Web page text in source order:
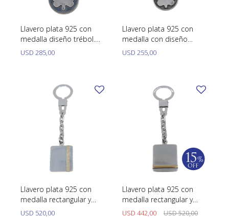
Llavero plata 925 con
medalla diseño trébol.
Diámetro 34 mm
USD 285,00
Llavero plata 925 con
medalla con diseño
trébol. Diámetro 27 mm
USD 255,00
Llavero plata 925 con
medalla rectangular y
detalle en oro 18k
USD 520,00
Llavero plata 925 con
medalla rectangular y
detalle en oro 18k
USD 442,00 USD520,00
TAG HEUER